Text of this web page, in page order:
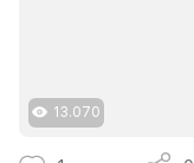
13.070